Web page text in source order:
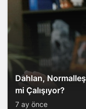
Dahlan,
mi Çalışıyor?
7 ay önce